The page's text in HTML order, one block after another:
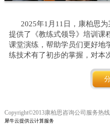
2025年1月11日，康柏思
提供了《教练式领导》培训课
课堂演练，帮助学员们更好地
练技术有了初步的掌握，对本
Copyright©2013康柏思咨询公司服务热线
犀牛云提供云计算服务